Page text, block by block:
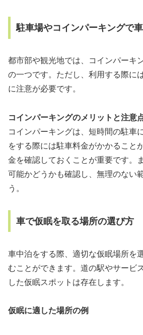
駐車場やコインパーキングで
都市部や観光地では、コインパーキ
の一つです。ただし、利用する際に
に注意が必要です。
コインパーキングのメリットと注意
コインパーキングは、短時間の駐車
をする際には駐車料金がかかること
金を確認しておくことが重要です。
可能かどうかも確認し、無理のない
う。
車で仮眠を取る場所の選び方
車中泊をする際、適切な仮眠場所を
むことができます。道の駅やサービ
した仮眠スポットは存在します。
仮眠に適した場所の例